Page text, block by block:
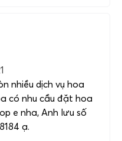
nhiều dịch vụ hoa
có nhu cầu đặt hoa
e nha, Anh lưu số
ạ.